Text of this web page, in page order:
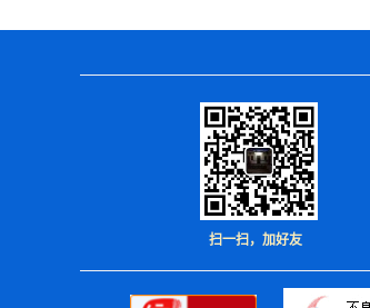
内回收价格也可能会随之提高。 在梅州
成本等因素，锡膏的回收价格可能会有
所不同。通常情况下，一般工业废锡膏
的回收价格在每公斤几元至十几元不
等，具体价格还需根据实际情况而定。
作为一家致力于锡膏回收的公司，我们
深知锡膏回收对环境保护和资源可持续
利用的重要性。我们公司拥有专业的回
收团队和先进的回收设备，可以为您提
处理的个人，都欢迎与我们联系，我们
扫一扫，加好友